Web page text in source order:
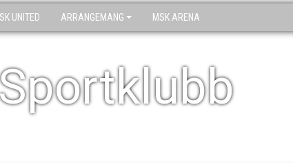
UNITED ARRANGEMANG MSK ARENA